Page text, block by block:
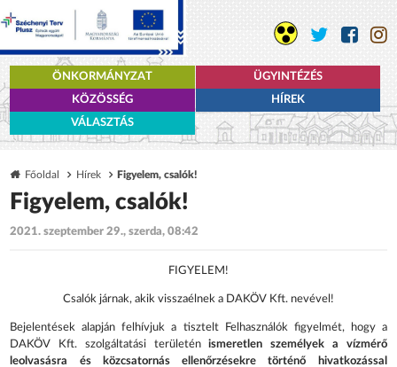
ÖNKORMÁNYZAT
ÜGYINTÉZÉS
KÖZÖSSÉG
HÍREK
VÁLASZTÁS
Főoldal Hírek Figyelem, csalók!
Figyelem, csalók!
2021. szeptember 29., szerda, 08:42
FIGYELEM!
Csalók járnak, akik visszaélnek a DAKÖV Kft. nevével!
Bejelentések alapján felhívjuk a tisztelt Felhasználók figyelmét, hogy a
DAKÖV Kft. szolgáltatási területénismeretlen személyek a vízmérő
leolvasásra és közcsatornás ellenőrzésekre történő hivatkozással